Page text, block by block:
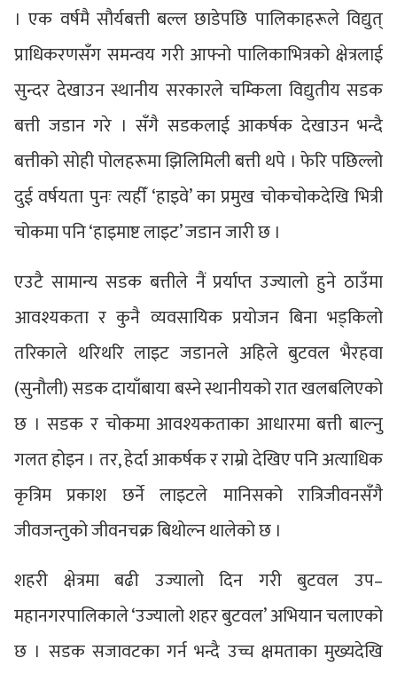
। एक वर्षमै सौर्यबत्ती बल्ल छाडेपछि पालिकाहरूले विद्युत्
प्राधिकरणसँग समन्वय गरी आफ्नो पालिकाभित्रको क्षेत्रलाई
सुन्दर देखाउन स्थानीय सरकारले चम्किला विद्युतीय सडक
बत्ती जडान गरे । सँगै सडकलाई आकर्षक देखाउन भन्दै
बत्तीको सोही पोलहरूमा झिलिमिली बत्ती थपे । फेरि पछिल्लो
दुई वर्षयता पुनः त्यहीँ ‘हाइवे’ का प्रमुख चोकचोकदेखि भित्री
चोकमा पनि ‘हाइमाष्ट लाइट’ जडान जारी छ ।
एउटै सामान्य सडक बत्तीले नैं प्रर्याप्त उज्यालो हुने ठाउँमा
आवश्यकता र कुनै व्यवसायिक प्रयोजन बिना भड्किलो
तरिकाले थरिथरि लाइट जडानले अहिले बुटवल भैरहवा
(सुनौली) सडक दायाँबाया बस्ने स्थानीयको रात खलबलिएको
छ । सडक र चोकमा आवश्यकताका आधारमा बत्ती बाल्नु
गलत होइन । तर, हेर्दा आकर्षक र राम्रो देखिए पनि अत्याधिक
कृत्रिम प्रकाश छर्ने लाइटले मानिसको रात्रिजीवनसँगै
जीवजन्तुको जीवनचक्र बिथोल्न थालेको छ ।
शहरी क्षेत्रमा बढी उज्यालो दिन गरी बुटवल उप–
महानगरपालिकाले ‘उज्यालो शहर बुटवल’ अभियान चलाएको
छ । सडक सजावटका गर्न भन्दै उच्च क्षमताका मुख्यदेखि